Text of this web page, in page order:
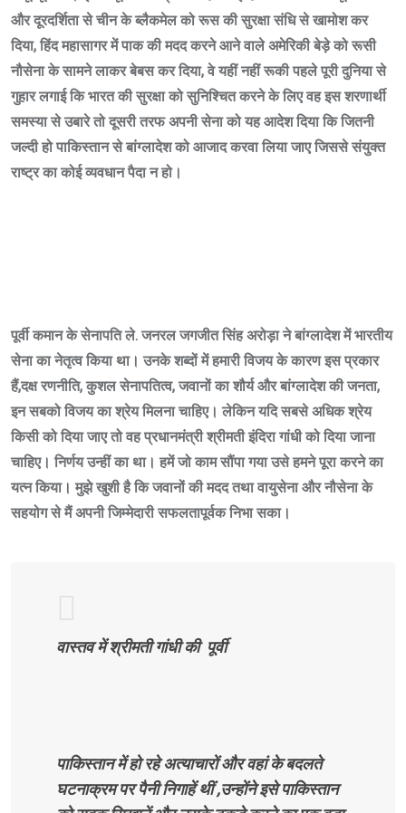
और दूरदर्शिता से चीन के ब्लैकमेल को रूस की सुरक्षा संधि से खामोश कर
दिया, हिंद महासागर में पाक की मदद करने आने वाले अमेरिकी बेड़े को रूसी
नौसेना के सामने लाकर बेबस कर दिया, वे यहीं नहीं रूकी पहले पूरी दुनिया से
गुहार लगाई कि भारत की सुरक्षा को सुनिश्चित करने के लिए वह इस शरणार्थी
समस्या से उबारे तो दूसरी तरफ अपनी सेना को यह आदेश दिया कि जितनी
जल्दी हो पाकिस्तान से बांग्लादेश को आजाद करवा लिया जाए जिससे संयुक्त
राष्ट्र का कोई व्यवधान पैदा न हो।
पूर्वी कमान के सेनापति ले. जनरल जगजीत सिंह अरोड़ा ने बांग्लादेश में भारतीय
सेना का नेतृत्व किया था। उनके शब्दों में हमारी विजय के कारण इस प्रकार
हैं,दक्ष रणनीति, कुशल सेनापतित्व, जवानों का शौर्य और बांग्लादेश की जनता,
इन सबको विजय का श्रेय मिलना चाहिए। लेकिन यदि सबसे अधिक श्रेय
किसी को दिया जाए तो वह प्रधानमंत्री श्रीमती इंदिरा गांधी को दिया जाना
चाहिए। निर्णय उन्हीं का था। हमें जो काम सौंपा गया उसे हमने पूरा करने का
यत्न किया। मुझे खुशी है कि जवानों की मदद तथा वायुसेना और नौसेना के
सहयोग से मैं अपनी जिम्मेदारी सफलतापूर्वक निभा सका।
वास्तव में श्रीमती गांधी की पूर्वी
पाकिस्तान में हो रहे अत्याचारों और वहां के बदलते
घटनाक्रम पर पैनी निगाहें थीं ,उन्होंने इसे पाकिस्तान